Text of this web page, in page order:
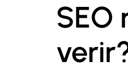
SEO